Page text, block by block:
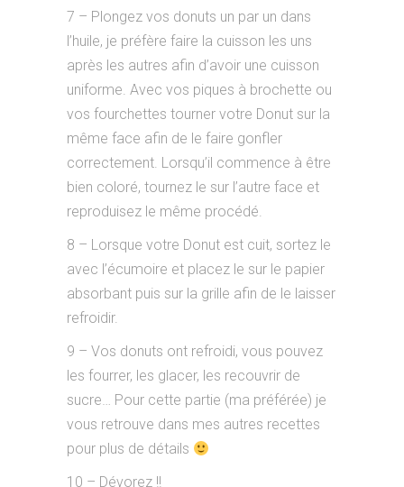
7 – Plongez vos donuts un par un dans
l’huile, je préfère faire la cuisson les uns
après les autres afin d’avoir une cuisson
uniforme. Avec vos piques à brochette ou
vos fourchettes tourner votre Donut sur la
même face afin de le faire gonfler
correctement. Lorsqu’il commence à être
bien coloré, tournez le sur l’autre face et
reproduisez le même procédé.
8 – Lorsque votre Donut est cuit, sortez le
avec l’écumoire et placez le sur le papier
absorbant puis sur la grille afin de le laisser
refroidir.
9 – Vos donuts ont refroidi, vous pouvez
les fourrer, les glacer, les recouvrir de
sucre… Pour cette partie (ma préférée) je
vous retrouve dans mes autres recettes
pour plus de détails
10 – Dévorez !!